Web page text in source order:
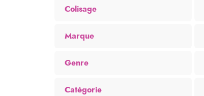
Colisage
Marque
Genre
Catégorie